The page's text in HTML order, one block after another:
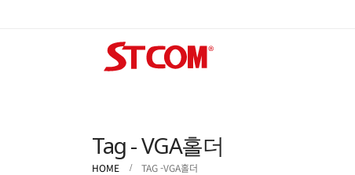
Tag - VGA홀더
HOME TAG -VGA홀더